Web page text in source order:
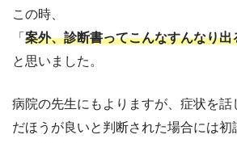
この時、
「 案外、診断書ってこんなすんなり出
と思いました。
病院の先生にもよりますが、症状を話
だほうが良いと判断された場合には初